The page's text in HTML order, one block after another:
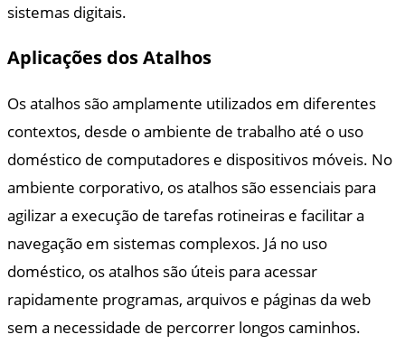
sistemas digitais.
Aplicações dos Atalhos
Os atalhos são amplamente utilizados em diferentes
contextos, desde o ambiente de trabalho até o uso
doméstico de computadores e dispositivos móveis. No
ambiente corporativo, os atalhos são essenciais para
agilizar a execução de tarefas rotineiras e facilitar a
navegação em sistemas complexos. Já no uso
doméstico, os atalhos são úteis para acessar
rapidamente programas, arquivos e páginas da web
sem a necessidade de percorrer longos caminhos.